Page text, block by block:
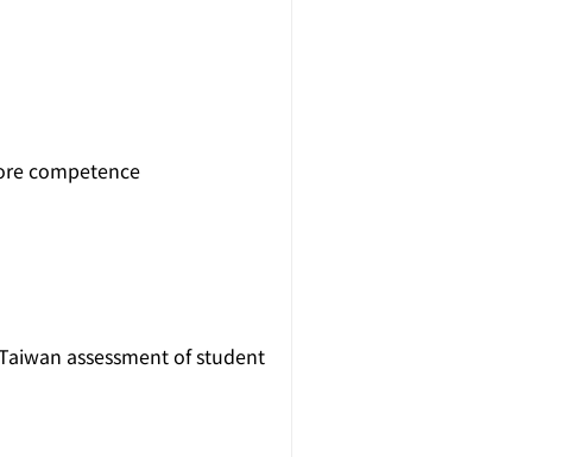
competence
assessment of student